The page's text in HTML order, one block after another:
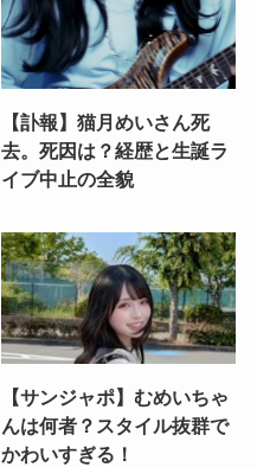
【訃報】猫月めいさん死
去。死因は？経歴と生誕ラ
イブ中止の全貌
【サンジャポ】むめいちゃ
んは何者？スタイル抜群で
かわいすぎる！